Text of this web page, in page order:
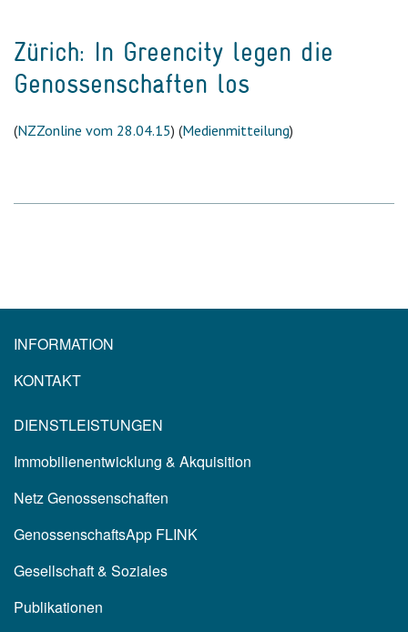
Zürich: In Greencity legen die
Genossenschaften los
(NZZonline vom 28.04.15) (Medienmitteilung)
INFORMATION
KONTAKT
DIENSTLEISTUNGEN
Immobilienentwicklung & Akquisition
Netz Genossenschaften
GenossenschaftsApp FLINK
Gesellschaft & Soziales
Publikationen